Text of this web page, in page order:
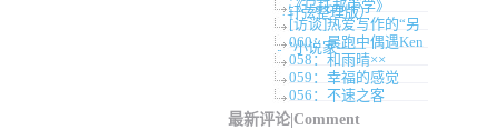
（轩弦整理版）
《乌托邦中学》
[访谈]热爱写作的“另
类”小说家——
060：晨跑中偶遇Ken
058：和雨晴××
059：幸福的感觉
056：不速之客
最新评论|Comment